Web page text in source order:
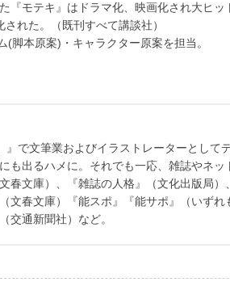
『モテキ』はドラマ化、映画化され大ヒッ
れた。（既刊すべて講談社）
脚本原案)・キャラクター原案を担当。
で文筆業およびイラストレーターとして
も出るハメに。それでも一応、雑誌やネ
春文庫）、『雑誌の人格』（文化出版局
春文庫）『能スポ』『能サポ』（いずれ
交通新聞社）など。